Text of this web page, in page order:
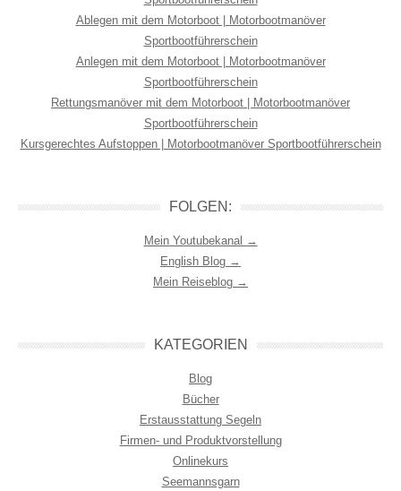
Ablegen mit dem Motorboot | Motorbootmanöver
Sportbootführerschein
Anlegen mit dem Motorboot | Motorbootmanöver
Sportbootführerschein
Rettungsmanöver mit dem Motorboot | Motorbootmanöver
Sportbootführerschein
Kursgerechtes Aufstoppen | Motorbootmanöver Sportbootführerschein
FOLGEN:
Mein Youtubekanal →
English Blog →
Mein Reiseblog →
KATEGORIEN
Blog
Bücher
Erstausstattung Segeln
Firmen- und Produktvorstellung
Onlinekurs
Seemannsgarn